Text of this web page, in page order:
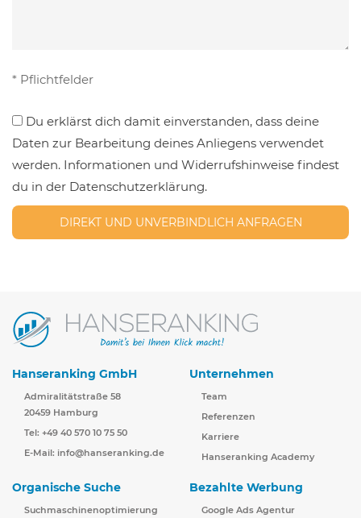
* Pflichtfelder
Du erklärst dich damit einverstanden, dass deine
Daten zur Bearbeitung deines Anliegens verwendet
werden. Informationen und Widerrufshinweise findest
du in der Datenschutzerklärung.
Hanseranking GmbH
Admiralitätstraße 58
20459 Hamburg
Tel: +49 40 570 10 75 50
E-Mail: info@hanseranking.de
Unternehmen
Team
Referenzen
Karriere
Hanseranking Academy
Organische Suche
Suchmaschinenoptimierung
Bezahlte Werbung
Google Ads Agentur